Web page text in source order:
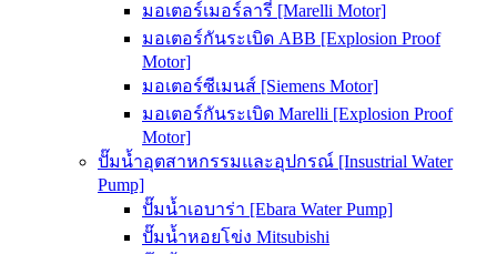
มอเตอร์เมอร์ลารี่ [Marelli Motor]
มอเตอร์กันระเบิด ABB [Explosion Proof
Motor]
มอเตอร์ซีเมนส์ [Siemens Motor]
มอเตอร์กันระเบิด Marelli [Explosion Proof
Motor]
ปั๊มน้ำอุตสาหกรรมและอุปกรณ์ [Insustrial Water
Pump]
ปั๊มน้ำเอบาร่า [Ebara Water Pump]
ปั๊มน้ำหอยโข่ง Mitsubishi